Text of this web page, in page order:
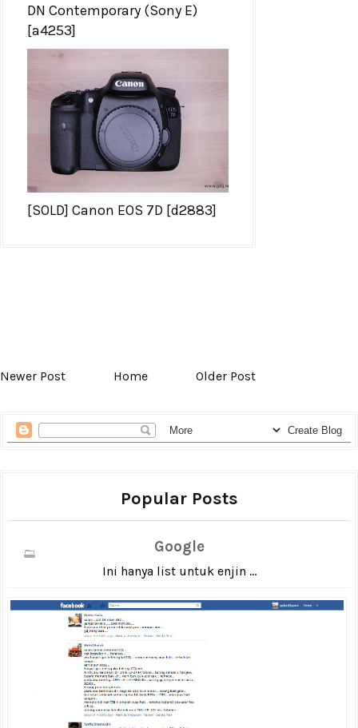
DN Contemporary (Sony E)
[a4253]
[SOLD] Canon EOS 7D [d2883]
Newer Post Home Older Post
Popular Posts
Google
Ini hanya list untuk enjin ...